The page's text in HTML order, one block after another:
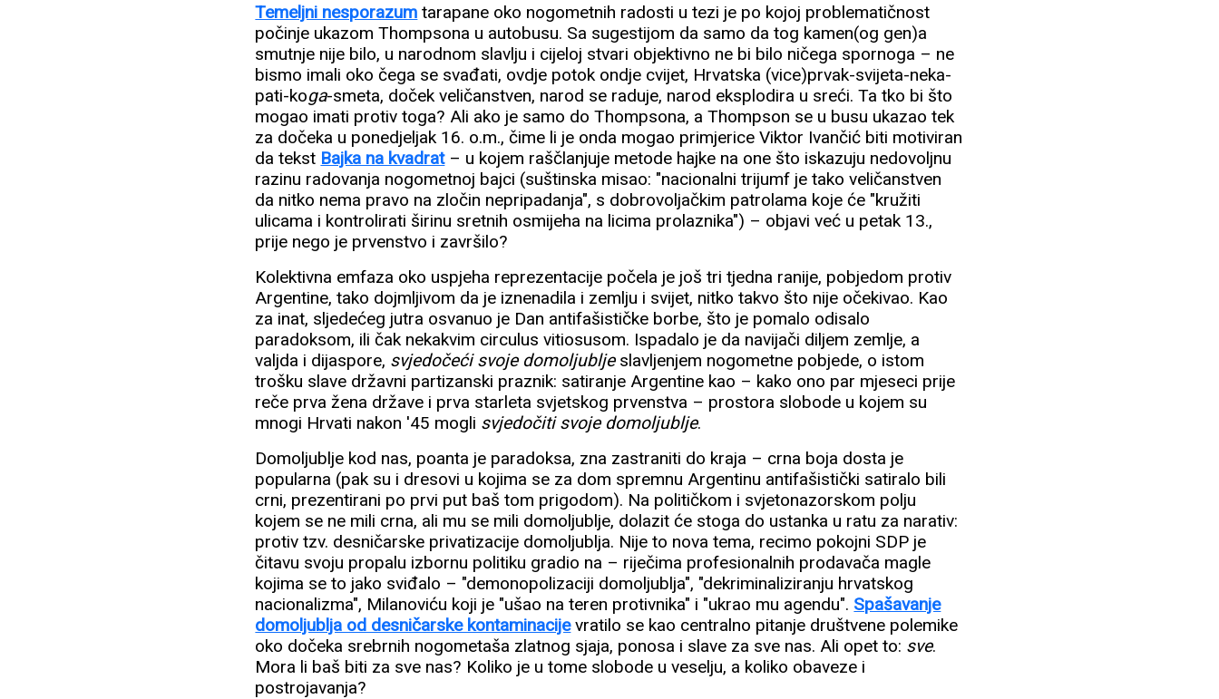
Temeljni nesporazum tarapane oko nogometnih radosti u tezi je po kojoj problematičnost
počinje ukazom Thompsona u autobusu. Sa sugestijom da samo da tog kamen(og gen)a
smutnje nije bilo, u narodnom slavlju i cijeloj stvari objektivno ne bi bilo ničega spornoga – ne
bismo imali oko čega se svađati, ovdje potok ondje cvijet, Hrvatska (vice)prvak-svijeta-neka-
pati-koga-smeta, doček veličanstven, narod se raduje, narod eksplodira u sreći. Ta tko bi što
mogao imati protiv toga? Ali ako je samo do Thompsona, a Thompson se u busu ukazao tek
za dočeka u ponedjeljak 16. o.m., čime li je onda mogao primjerice Viktor Ivančić biti motiviran
da tekst Bajka na kvadrat– u kojem raščlanjuje metode hajke na one što iskazuju nedovoljnu
razinu radovanja nogometnoj bajci (suštinska misao: "nacionalni trijumf je tako veličanstven
da nitko nema pravo na zločin nepripadanja", s dobrovoljačkim patrolama koje će "kružiti
ulicama i kontrolirati širinu sretnih osmijeha na licima prolaznika") – objavi već u petak 13.,
prije nego je prvenstvo i završilo?
Kolektivna emfaza oko uspjeha reprezentacije počela je još tri tjedna ranije, pobjedom protiv
Argentine, tako dojmljivom da je iznenadila i zemlju i svijet, nitko takvo što nije očekivao. Kao
za inat, sljedećeg jutra osvanuo je Dan antifašističke borbe, što je pomalo odisalo
paradoksom, ili čak nekakvim circulus vitiosusom. Ispadalo je da navijači diljem zemlje, a
valjda i dijaspore, svjedočeći svoje domoljubljeslavljenjem nogometne pobjede, o istom
trošku slave državni partizanski praznik: satiranje Argentine kao – kako ono par mjeseci prije
reče prva žena države i prva starleta svjetskog prvenstva – prostora slobode u kojem su
mnogi Hrvati nakon '45 mogli svjedočiti svoje domoljublje.
Domoljublje kod nas, poanta je paradoksa, zna zastraniti do kraja – crna boja dosta je
popularna (pak su i dresovi u kojima se za dom spremnu Argentinu antifašistički satiralo bili
crni, prezentirani po prvi put baš tom prigodom). Na političkom i svjetonazorskom polju
kojem se ne mili crna, ali mu se mili domoljublje, dolazit će stoga do ustanka u ratu za narativ:
protiv tzv. desničarske privatizacije domoljublja. Nije to nova tema, recimo pokojni SDP je
čitavu svoju propalu izbornu politiku gradio na – riječima profesionalnih prodavača magle
kojima se to jako sviđalo – "demonopolizaciji domoljublja", "dekriminaliziranju hrvatskog
nacionalizma", Milanoviću koji je "ušao na teren protivnika" i "ukrao mu agendu". Spašavanje
domoljublja od desničarske kontaminacijevratilo se kao centralno pitanje društvene polemike
oko dočeka srebrnih nogometaša zlatnog sjaja, ponosa i slave za sve nas. Ali opet to: sve.
Mora li baš biti za sve nas? Koliko je u tome slobode u veselju, a koliko obaveze i
postrojavanja?